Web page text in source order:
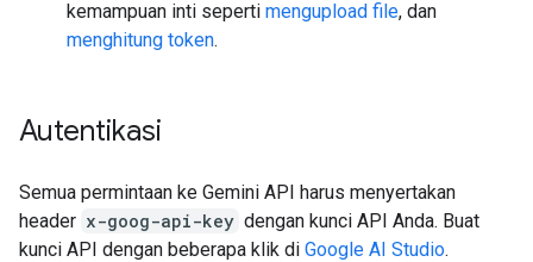
kemampuan inti seperti mengupload file, dan
menghitung token.
Autentikasi
Semua permintaan ke Gemini API harus menyertakan
header x-goog-api-key dengan kunci API Anda. Buat
kunci API dengan beberapa klik di Google AI Studio.